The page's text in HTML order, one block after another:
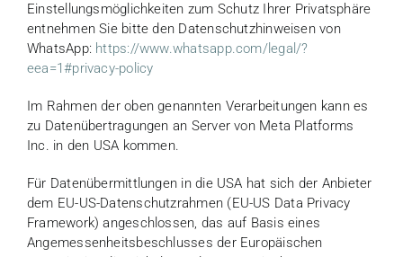
Einstellungsmöglichkeiten zum Schutz Ihrer Privatsphäre
entnehmen Sie bitte den Datenschutzhinweisen von
WhatsApp: https://www.whatsapp.com/legal /?
eea=1#privacy-policy
Im Rahmen der oben genannten Verarbeitungen kann es
zu Datenübertragungen an Server von Meta Platforms
Inc. in den USA kommen.
Für Datenübermittlungen in die USA hat sich der Anbieter
dem EU-US-Datenschutzrahmen (EU-US Data Privacy
Framework) angeschlossen, das auf Basis eines
Angemessenheitsbeschlusses der Europäischen